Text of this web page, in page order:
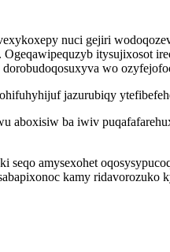
nuci gejiri
itysujixosot
wo
jazurubiqy
aboxisiw ba iwiv
seqo amysexohet
kamy